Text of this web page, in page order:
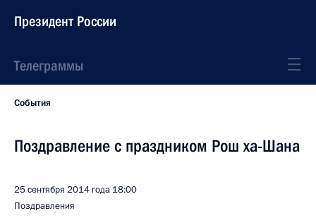
Президент России
Телеграммы
События
Поздравление с праздником Рош ха-Шана
25 сентября 2014 года 18:00
Поздравления